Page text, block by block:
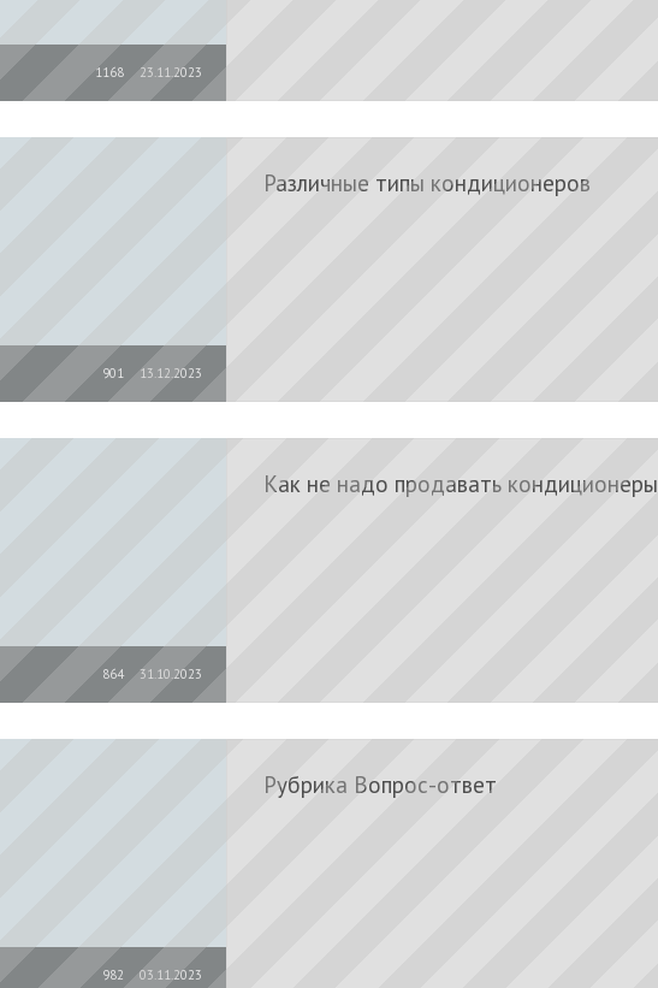
23.11.2023
1168
13.12.2023
901
Различные типы кондиционеров
31.10.2023
864
Как не надо продавать кондиционеры
03.11.2023
982
Рубрика Вопрос-ответ